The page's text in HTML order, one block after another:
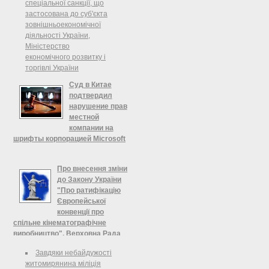
спеціальної санкції, що
застосована до суб'єкта
зовнішньоекономічної
діяльності України,
Міністерство
економічного розвитку і
торгівлі України
Суд в Китае
подтвердил
нарушение прав
местной
компании на
шрифты корпорацией Microsoft
защитить свои интересы в Китае
по делу, которое рассматривалось
судом почти три года – суд в
Пекине вынес решение, согласно
которому софтверный гигант
превысил ...
Про внесення зміни
до Закону України
"Про ратифікацію
Європейської
конвенції про
спільне кінематографічне
виробництво", Верховна Рада
Верховна Рада України
Завдяки небайдужості
житомирянина міліція